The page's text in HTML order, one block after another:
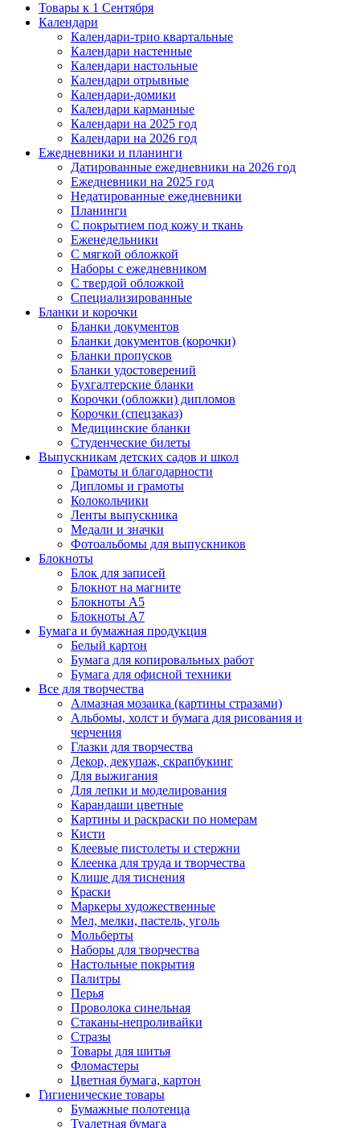
Товары к 1 Сентября
Календари
Календари-трио квартальные
Календари настенные
Календари настольные
Календари отрывные
Календари-домики
Календари карманные
Календари на 2025 год
Календари на 2026 год
Ежедневники и планинги
Датированные ежедневники на 2026 год
Ежедневники на 2025 год
Недатированные ежедневники
Планинги
С покрытием под кожу и ткань
Еженедельники
С мягкой обложкой
Наборы с ежедневником
С твердой обложкой
Специализированные
Бланки и корочки
Бланки документов
Бланки документов (корочки)
Бланки пропусков
Бланки удостоверений
Бухгалтерские бланки
Корочки (обложки) дипломов
Корочки (спецзаказ)
Медицинские бланки
Студенческие билеты
Выпускникам детских садов и школ
Грамоты и благодарности
Дипломы и грамоты
Колокольчики
Ленты выпускника
Медали и значки
Фотоальбомы для выпускников
Блокноты
Блок для записей
Блокнот на магните
Блокноты А5
Блокноты А7
Бумага и бумажная продукция
Белый картон
Бумага для копировальных работ
Бумага для офисной техники
Все для творчества
Алмазная мозаика (картины стразами)
Альбомы, холст и бумага для рисования и
черчения
Глазки для творчества
Декор, декупаж, скрапбукинг
Для выжигания
Для лепки и моделирования
Карандаши цветные
Картины и раскраски по номерам
Кисти
Клеевые пистолеты и стержни
Клеенка для труда и творчества
Клише для тиснения
Краски
Маркеры художественные
Мел, мелки, пастель, уголь
Мольберты
Наборы для творчества
Настольные покрытия
Палитры
Перья
Проволока синельная
Стаканы-непроливайки
Стразы
Товары для шитья
Фломастеры
Цветная бумага, картон
Гигиенические товары
Бумажные полотенца
Туалетная бумага